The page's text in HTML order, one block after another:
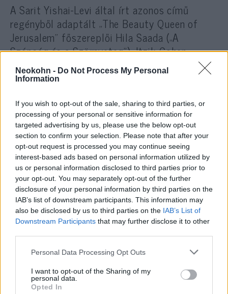
Neokohn - Do Not Process My Personal
Information
If you wish to opt-out of the sale, sharing to third parties, or
processing of your personal or sensitive information for
targeted advertising by us, please use the below opt-out
section to confirm your selection. Please note that after your
opt-out request is processed you may continue seeing
interest-based ads based on personal information utilized by
us or personal information disclosed to third parties prior to
your opt-out. You may separately opt-out of the further
disclosure of your personal information by third parties on the
IAB’s list of downstream participants. This information may
also be disclosed by us to third parties on the IAB’s List of
Downstream Participants that may further disclose it to other
Please note that this website/app uses one or more Google
not limited to your visit or usage behaviour. You may click to
grant or deny consent to Google and its third-party tags to
Personal Data Processing Opt Outs
I want to opt-out of the Sharing of my
personal data.
Opted In
A Sarit Yishai-Levi által írt azonos című
regényből adaptált „The Beauty Queen of
Jerusalem” főszereplői Hila Saada („A
Szépség és a Szörnyeteg”), Itzik Cohen
(„Fauda”), Yuval Scharf („McMafia”), Mali Levi
(„Az angyal”), valamint bemutatkozik az újonc
jeruzsálemi szépségkirálynőt alakítja.
A kosztümös, korhű melodráma a 20. század
elején és közepén játszódik, és egy
Jeruzsálemben élő család történetét meséli el
a város oszmán birodalom és brit mandátum
idején.
„A jeruzsálemi szépségkirálynő” négy díjat
nyert az izraeli tévéakadémia díjátadóján,
köztük a legjobb napi dráma díját. Az egész
országban forgatott sorozatot az eddigi
egyik legambiciózusabb izraeli sorozatnak
tartják.